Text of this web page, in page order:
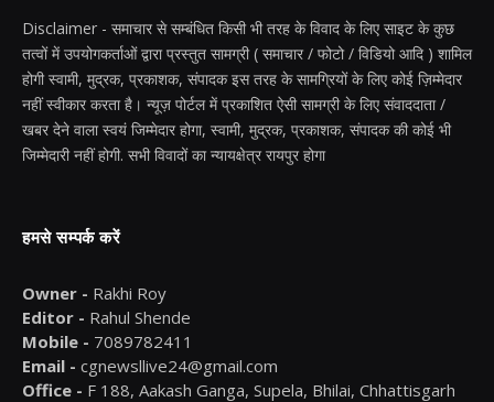
Disclaimer - समाचार से सम्बंधित किसी भी तरह के विवाद के लिए साइट के कुछ
तत्वों में उपयोगकर्ताओं द्वारा प्रस्तुत सामग्री ( समाचार / फोटो / विडियो आदि ) शामिल
होगी स्वामी, मुद्रक, प्रकाशक, संपादक इस तरह के सामग्रियों के लिए कोई ज़िम्मेदार
नहीं स्वीकार करता है। न्यूज़ पोर्टल में प्रकाशित ऐसी सामग्री के लिए संवाददाता /
खबर देने वाला स्वयं जिम्मेदार होगा, स्वामी, मुद्रक, प्रकाशक, संपादक की कोई भी
जिम्मेदारी नहीं होगी. सभी विवादों का न्यायक्षेत्र रायपुर होगा
हमसे सम्पर्क करें
Owner - Rakhi Roy
Editor - Rahul Shende
Mobile - 7089782411
Email - cgnewsllive24@gmail.com
Office - F 188, Aakash Ganga, Supela, Bhilai, Chhattisgarh